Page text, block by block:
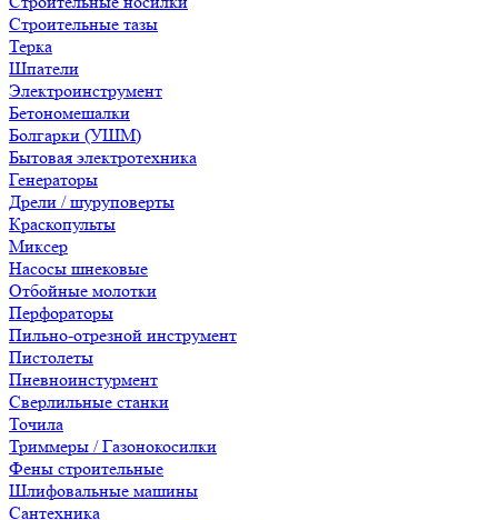
Строительные тазы
Терка
Шпатели
Электроинструмент
Бетономешалки
Болгарки (УШМ)
Бытовая электротехника
Генераторы
Дрели / шуруповерты
Краскопульты
Миксер
Насосы шнековые
Отбойные молотки
Перфораторы
Пильно-отрезной инструмент
Пистолеты
Пневноинстурмент
Сверлильные станки
Точила
Триммеры / Газонокосилки
Фены строительные
Шлифовальные машины
Сантехника